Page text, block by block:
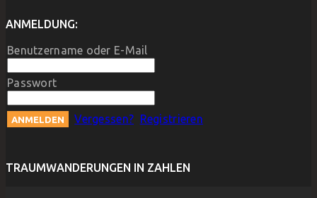
ANMELDUNG:
Benutzername oder E-Mail
Passwort
Vergessen? Registrieren
TRAUMWANDERUNGEN IN ZAHLEN